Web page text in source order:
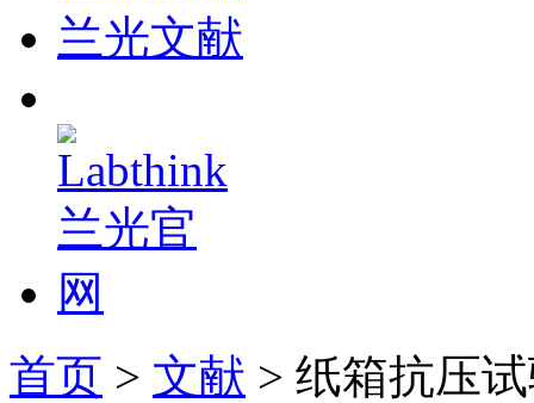
兰光文献
首页 > 文献 > 纸箱抗压